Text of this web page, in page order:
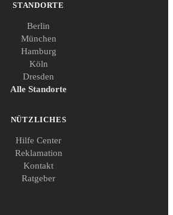
STANDORTE
Berlin
München
Hamburg
Köln
Dresden
Alle Standorte
NÜTZLICHES
Hilfe Center
Reklamation
Kontakt
Ratgeber